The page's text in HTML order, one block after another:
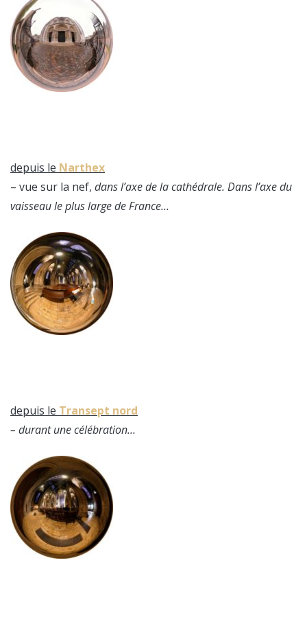
depuis le Narthex
– vue sur la nef, dans l’axe de la cathédrale. Dans l’axe du
vaisseau le plus large de France…
depuis le Transept nord
– durant une célébration…